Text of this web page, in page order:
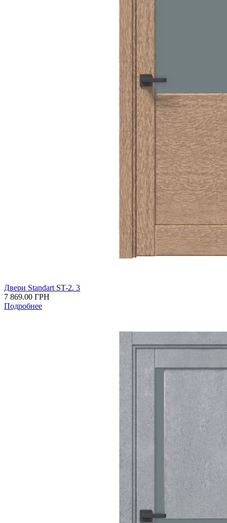
Двери Standart ST-2. 3
7 869.00 ГРН
Подробнее